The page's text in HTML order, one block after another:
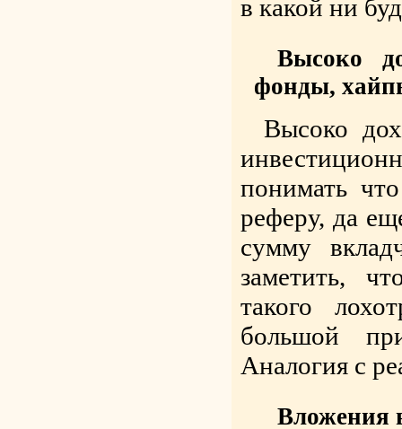
в какой ни
Высоко
фонды,
Высоко
понимать
реферу, да
сумму
заметить,
такого
большой
Аналогия с
Вложения